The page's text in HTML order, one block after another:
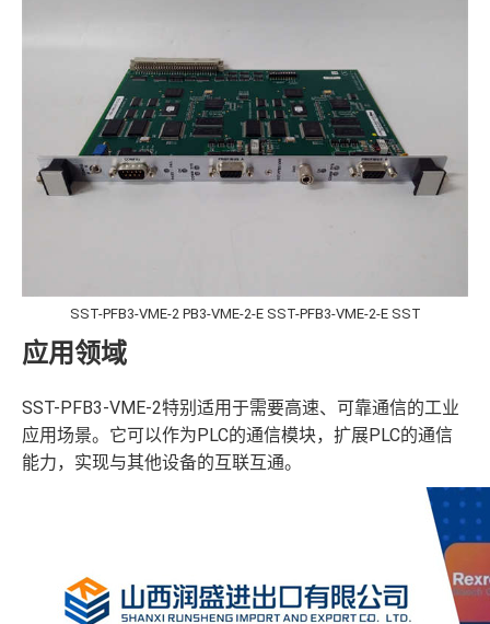
SST-PFB3-VME-2 PB3-VME-2-E SST-PFB3-VME-2-E SST
应用领域
SST-PFB3-VME-2特别适用于需要高速、可靠通信的工业
应用场景。它可以作为PLC的通信模块，扩展PLC的通信
能力，实现与其他设备的互联互通。